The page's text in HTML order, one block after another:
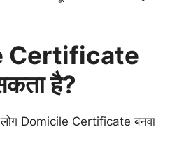
Certificate
है?
लोग Domicile Certificate बनवा